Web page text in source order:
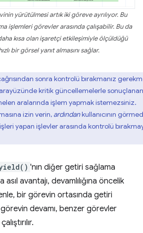
yürütülmesi artık iki göreve ayrılıyor. Bu
işlemleri görevler arasında çalışabilir. Bu da
daha kısa olan işaretçi etkileşimiyle ölçüldüğü
bir görsel yanıt almasını sağlar.
sonra kontrolü bırakmanız
kritik güncellemelerle
aralarında işlem yapmak istemezsiniz.
izin verin, ardındankullanıcının
yapan işlevler arasında kontrolü
'nın diğer getiri sağlama
asıl avantajı, devamlılığına öncelik
bir görevin ortasında getiri
devamı, benzer görevler
çalıştırılır.